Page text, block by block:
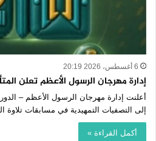
6 أغسطس، 2026 20:19
إدارة مهرجان الرسول الأعظم تعلن
أعلنت إدارة مهرجان الرسول الأعظم –
إلى التصفيات التمهيدية في مسابقات تلاوة
أكمل القراءة »